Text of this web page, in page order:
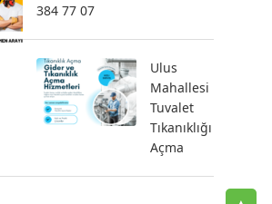
384 77 07
Ulus
Mahallesi
Tuvalet
Tıkanıklığı
Açma